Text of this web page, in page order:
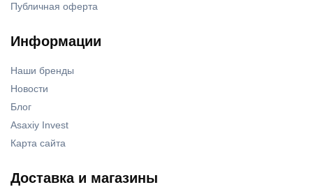
Публичная оферта
Информации
Наши бренды
Новости
Блог
Asaxiy Invest
Карта сайта
Доставка и магазины